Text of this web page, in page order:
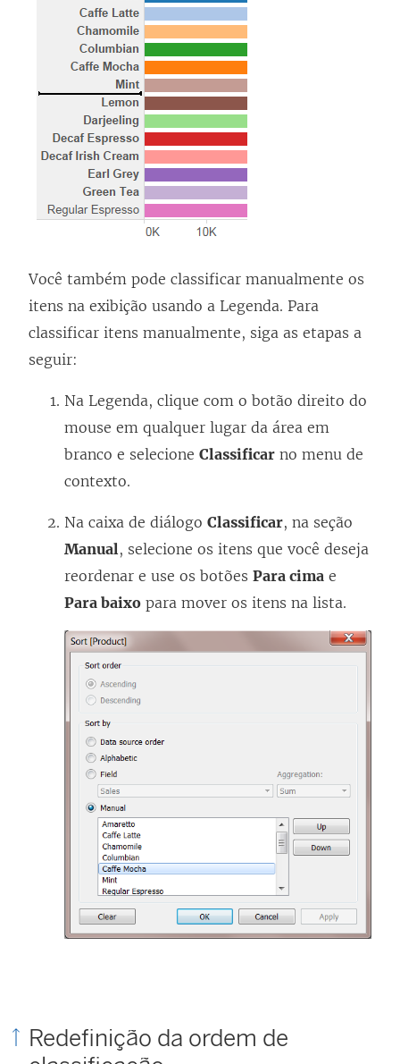
Você também pode classificar manualmente os
itens na exibição usando a Legenda. Para
classificar itens manualmente, siga as etapas a
seguir:
Na Legenda, clique com o botão direito do
mouse em qualquer lugar da área em
branco e selecione Classificar no menu de
contexto.
Na caixa de diálogo Classificar, na seção
Manual, selecione os itens que você deseja
reordenar e use os botões Para cima e
Para baixo para mover os itens na lista.
Redefinição da ordem de